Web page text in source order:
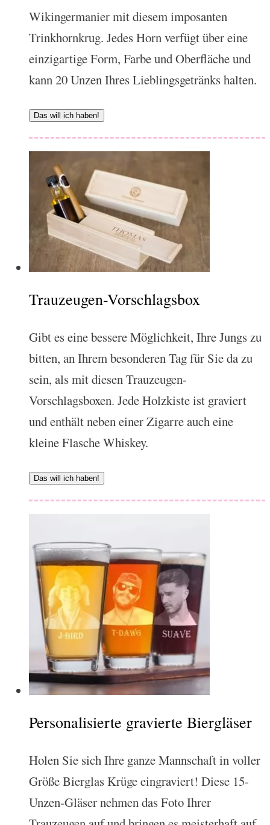
Wikingermanier mit diesem imposanten
Trinkhornkrug. Jedes Horn verfügt über eine
einzigartige Form, Farbe und Oberfläche und
kann 20 Unzen Ihres Lieblingsgetränks halten.
Das will ich haben!
Trauzeugen-Vorschlagsbox
Gibt es eine bessere Möglichkeit, Ihre Jungs zu
bitten, an Ihrem besonderen Tag für Sie da zu
sein, als mit diesen Trauzeugen-
Vorschlagsboxen. Jede Holzkiste ist graviert
und enthält neben einer Zigarre auch eine
kleine Flasche Whiskey.
Das will ich haben!
Personalisierte gravierte Biergläser
Holen Sie sich Ihre ganze Mannschaft in voller
Größe Bierglas Krüge eingraviert! Diese 15-
Unzen-Gläser nehmen das Foto Ihrer